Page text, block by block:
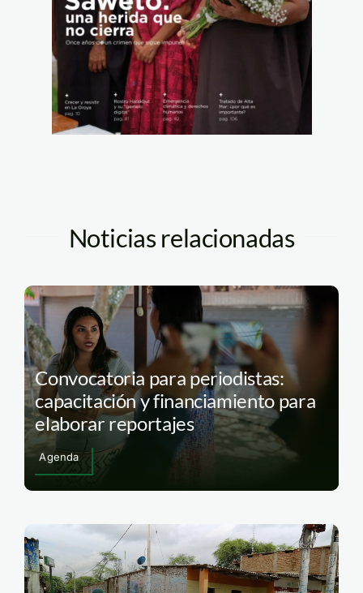
Noticias relacionadas
Convocatoria para periodistas:
capacitación y financiamiento para
elaborar reportajes
Agenda